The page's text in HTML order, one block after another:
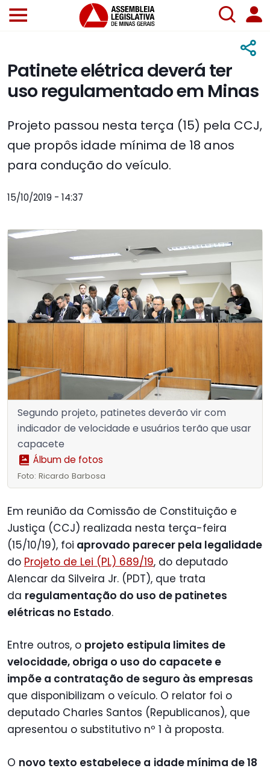
Patinete elétrica deverá ter
uso regulamentado em Minas
Projeto passou nesta terça (15) pela CCJ,
que propôs idade mínima de 18 anos
para condução do veículo.
15/10/2019 - 14:37
Segundo projeto, patinetes deverão vir com
indicador de velocidade e usuários terão que usar
capacete
Álbum de fotos
Foto: Ricardo Barbosa
Em reunião da Comissão de Constituição e
Justiça (CCJ) realizada nesta terça-feira
(15/10/19), foi aprovado parecer pela legalidade
do Projeto de Lei (PL) 689/19, do deputado
Alencar da Silveira Jr. (PDT), que trata
da regulamentação do uso de patinetes
elétricas no Estado.
Entre outros, o projeto estipula limites de
velocidade, obriga o uso do capacete e
impõe a contratação de seguro às empresas
que disponibilizam o veículo. O relator foi o
deputado Charles Santos (Republicanos), que
apresentou o substitutivo nº 1 à proposta.
O novo texto estabelece a idade mínima de 18